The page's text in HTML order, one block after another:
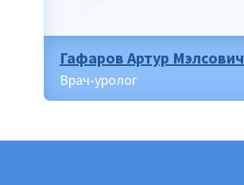
Гафаров Артур Мэлсович
Врач-уролог